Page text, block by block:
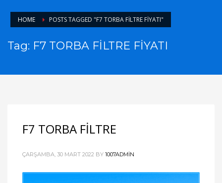
HOME POSTS TAGGED "F7 TORBA FİLTRE FİYATI"
Tag: F7 TORBA FİLTRE FİYATI
F7 TORBA FİLTRE
ÇARŞAMBA, 30 MART 2022 BY 1007ADMIN